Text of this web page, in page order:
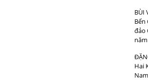
BÙI
Bến
đảo
Hai
Nam